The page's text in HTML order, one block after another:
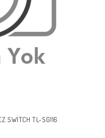
SWITCH TL-SG116